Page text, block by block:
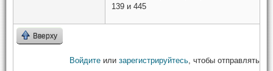
139 и 445
Вверху
Войдите или зарегистрируйтесь, чтобы отправлять